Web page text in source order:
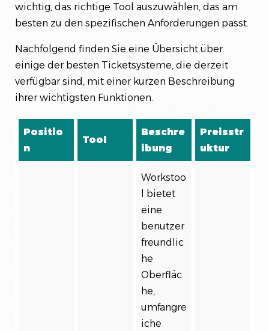
wichtig, das richtige Tool auszuwählen, das am
besten zu den spezifischen Anforderungen passt.
Nachfolgend finden Sie eine Übersicht über
einige der besten Ticketsysteme, die derzeit
verfügbar sind, mit einer kurzen Beschreibung
ihrer wichtigsten Funktionen.
Positio
n
Tool
Beschre
ibung
Preisstr
uktur
Workstoo
l bietet
eine
benutzer
freundlic
he
Oberfläc
he,
umfangre
iche